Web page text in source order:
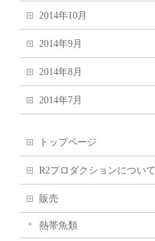
2014年10月
2014年9月
2014年8月
2014年7月
トップページ
R2プロダクションについて
販売
熱帯魚類